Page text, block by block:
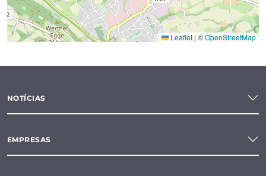
Leaflet | ©OpenStreetMap
NOTÍCIAS
EMPRESAS